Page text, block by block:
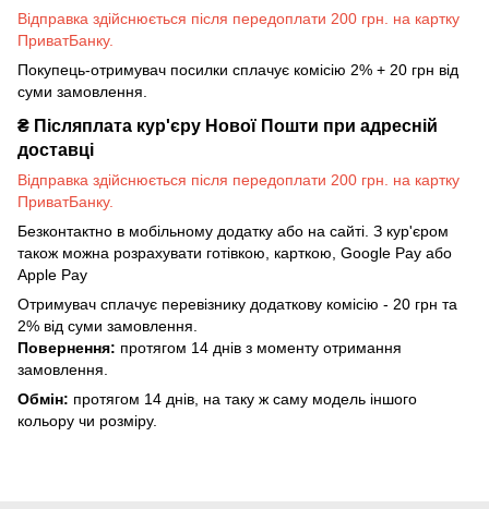
Відправка здійснюється після передоплати 200 грн. на картку
ПриватБанку.
Покупець-отримувач посилки сплачує комісію 2% + 20 грн від
суми замовлення.
₴ Післяплата кур'єру Нової Пошти при адресній
доставці
Відправка здійснюється після передоплати 200 грн. на картку
ПриватБанку.
Безконтактно в мобільному додатку або на сайті. З кур'єром
також можна розрахувати готівкою, карткою, Google Pay або
Apple Pay
Отримувач сплачує перевізнику додаткову комісію - 20 грн та
2% від суми замовлення.
Повернення: протягом 14 днів з моменту отримання
замовлення.
Обмін: протягом 14 днів, на таку ж саму модель іншого
кольору чи розміру.